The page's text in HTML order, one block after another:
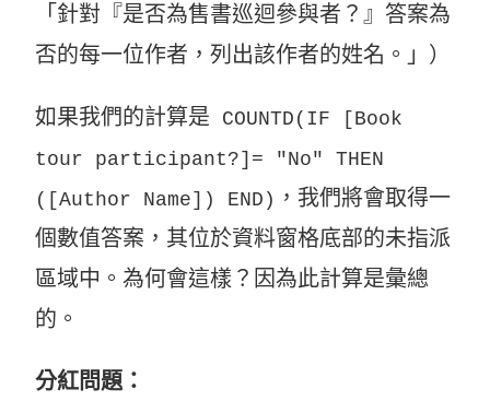
「針對『是否為售書巡迴參與者？』答案為
否的每一位作者，列出該作者的姓名。」）
如果我們的計算是 COUNTD(IF [Book
tour participant?]= "No" THEN
([Author Name]) END) ，我們將會取得一
個數值答案，其位於資料窗格底部的未指派
區域中。為何會這樣？因為此計算是彙總
的。
分紅問題：